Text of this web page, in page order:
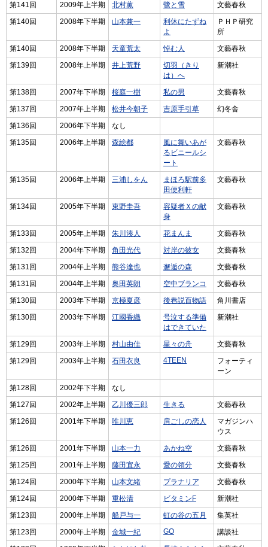
第141回 2009年上半期 北村薫 鷺と雪
文藝春秋
第140回
2008年下半期 山本兼一
利休にたずね
よ
ＰＨＰ研究
所
第140回
2008年下半期 天童荒太 悼む人
文藝春秋
第139回
2008年上半期 井上荒野
切羽（きり
は）へ
新潮社
第138回 2007年下半期 桜庭一樹 私の男
文藝春秋
第137回
2007年上半期 松井今朝子 吉原手引草
幻冬舎
第136回
2006年下半期
なし
第135回
2006年上半期 森絵都
風に舞いあが
るビニールシ
ート
文藝春秋
第135回 2006年上半期 三浦しをん
まほろ駅前多
田便利軒
文藝春秋
第134回 2005年下半期 東野圭吾
容疑者Ｘの献
身
文藝春秋
第133回 2005年上半期 朱川湊人 花まんま
文藝春秋
第132回
2004年下半期 角田光代 対岸の彼女
文藝春秋
第131回
2004年上半期 熊谷達也 邂逅の森
文藝春秋
第131回
2004年上半期 奥田英朗 空中ブランコ
文藝春秋
第130回
2003年下半期 京極夏彦 後巷説百物語
角川書店
第130回
2003年下半期 江國香織
号泣する準備
はできていた
新潮社
第129回 2003年上半期 村山由佳 星々の舟
文藝春秋
第129回
2003年上半期 石田衣良 4TEEN
フォーティ
ーン
第128回
2002年下半期
なし
第127回
2002年上半期 乙川優三郎 生きる
文藝春秋
第126回
2001年下半期 唯川恵 肩ごしの恋人
マガジンハ
ウス
第126回
2001年下半期 山本一力 あかね空
文藝春秋
第125回
2001年上半期 藤田宜永 愛の領分
文藝春秋
第124回
2000年下半期 山本文緒 プラナリア
文藝春秋
第124回
2000年下半期 重松清 ビタミンF
新潮社
第123回
2000年上半期 船戸与一 虹の谷の五月
集英社
第123回
2000年上半期 金城一紀 GO
講談社